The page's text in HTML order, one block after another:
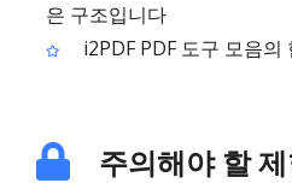
은 구조입니다
i2PDF PDF 도구 모음
주의해야 할